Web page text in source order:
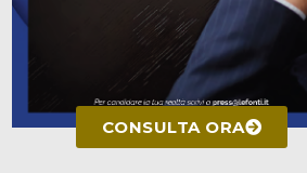
CONSULTA ORA